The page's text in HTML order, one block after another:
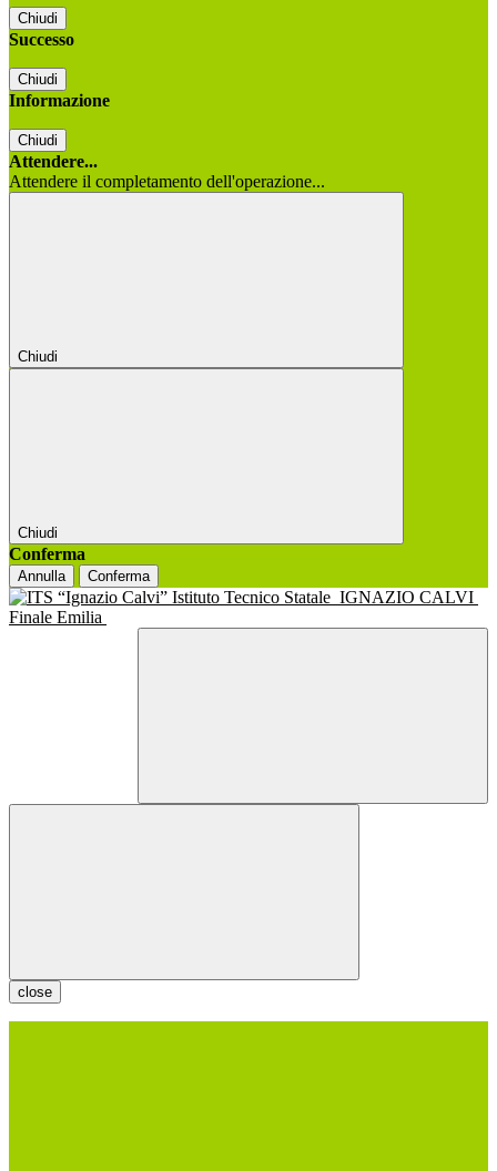
Chiudi
Successo
Chiudi
Informazione
Chiudi
Attendere...
Attendere il completamento dell'operazione...
Chiudi
Chiudi
Conferma
Annulla Conferma
Istituto Tecnico Statale IGNAZIO CALVI
Finale Emilia
close